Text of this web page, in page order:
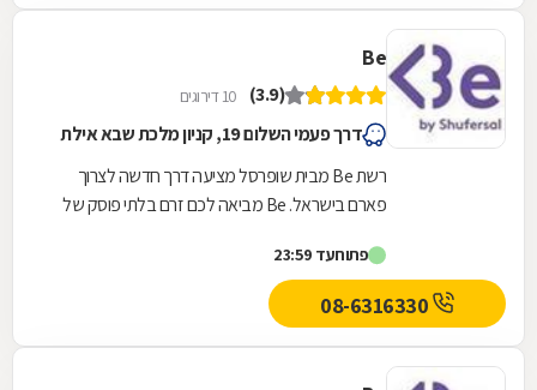
Be
(3.9) 10 דירוגים
דרך פעמי השלום 19, קניון מלכת שבא אילת
רשת Be מבית שופרסל מציעה דרך חדשה לצרוך
פארם בישראל. Be מביאה לכם זרם בלתי פוסק של
ובחו"ל, כזה...
פתוחעד 23:59